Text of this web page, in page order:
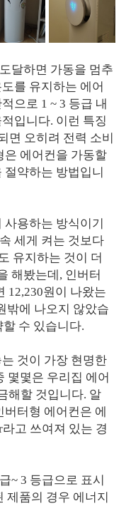
달하면 가동을 멈추
를 유지하는 에어
으로 1 ~ 3 등급 내
입니다. 이런 특징
면 오히려 전력 소비
은 에어컨을 가동할
절약하는 방법입니
사용하는 방식이기
세게 켜는 것보다
유지하는 것이 더
해봤는데, 인버터
12,230원이 나왔는
밖에 나오지 않았습
수 있습니다.
것이 가장 현명한
몇몇은 우리집 에어
해할 것입니다. 알
터형 에어컨은 에
고 쓰여져 있는 경
~ 3 등급으로 표시
제품의 경우 에너지